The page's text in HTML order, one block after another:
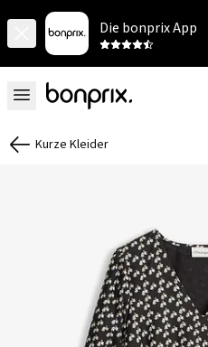
Die bonprix App
Kurze Kleider